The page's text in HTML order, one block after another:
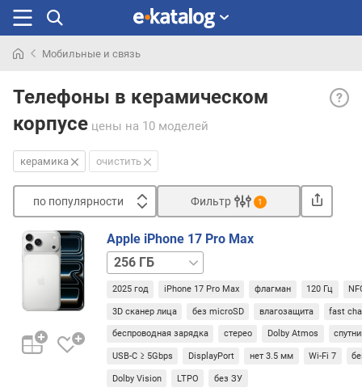
раньше
Мобильные и связь
Телефоны в керамическом
корпусе цены на 10 моделей
это
керамика очистить
по популярности
п
у
л
Фильтр 1
Apple iPhone 17 Pro Max
512 ГБ1 ТБ 2 ТБ
2025 год iPhone 17 Pro Max флагман 120 Гц
3D сканер лица без microSD влагозащита fast
беспроводная зарядка стерео Dolby Atmos
USB-C ≥ 5Gbps DisplayPort нет 3.5 мм Wi-Fi 7
Dolby Vision LTPO без ЗУ